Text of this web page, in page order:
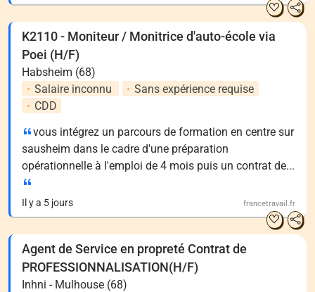
K2110 - Moniteur / Monitrice d'auto-école via
Poei (H/F)
Habsheim (68)
Salaire inconnu
Sans expérience requise
CDD
vous intégrez un parcours de formation en centre sur
sausheim dans le cadre d'une préparation
opérationnelle à l'emploi de 4 mois puis un contrat de...
Il y a 5 jours francetravail.fr
Agent de Service en propreté Contrat de
PROFESSIONNALISATION(H/F)
Inhni - Mulhouse (68)